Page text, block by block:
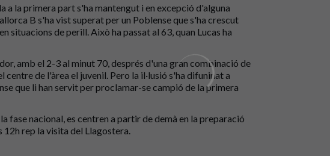
a la primera part s'ha mantengut i en excepció d'alguna
B s'ha vist superat per un Poblense que s'ha crescut
situacions de perill. Això ha passat al 63, quan Lucas ha
amb el 2-3 al minut 70, després d'una gran combinació de
centre de l'àrea el juvenil. Pero la il·lusió s'ha difuninat a
que li han servit per proclamar-se campió de la primera
fase nacional, es centren a partir de demà en la preparació
rep la visita del Llagostera.